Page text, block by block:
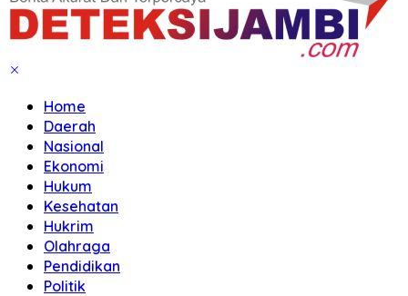
Home
Daerah
Nasional
Ekonomi
Hukum
Kesehatan
Hukrim
Olahraga
Pendidikan
Politik